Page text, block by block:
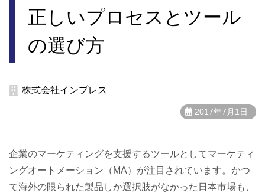
正しいプロセスとツール
の選び方
株式会社インプレス
2017年7月1日
企業のマーケティングを支援するツールとしてマーケティ
ングオートメーション（MA）が注目されています。かつ
て海外の限られた製品しか選択肢がなかった日本市場も、